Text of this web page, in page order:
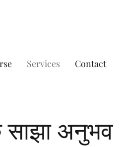
Services Contact
साझा अनुभव